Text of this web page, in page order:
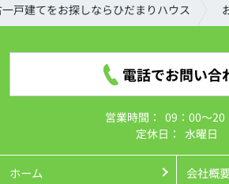
戸建てをお探しならひだまりハウス
電話でお問い合
営業時間： 09：00～20
定休日： 水曜日
ホーム 会社概